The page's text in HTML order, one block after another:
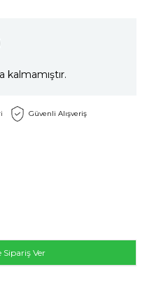
kalmamıştır.
Güvenli Alışveriş
Ver